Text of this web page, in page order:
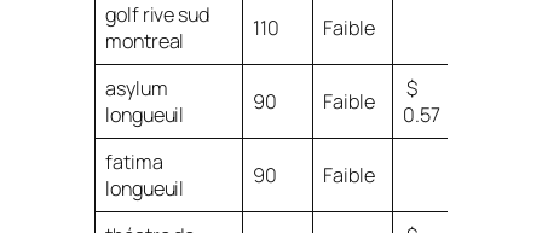
golf rive sud
montreal
110 Faible
asylum
longueuil
90 Faible
$
0.57
fatima
longueuil
90 Faible